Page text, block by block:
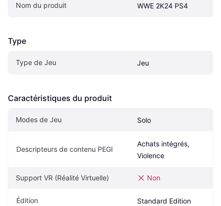
Nom du produit WWE 2K24 PS4
Type
Type de Jeu Jeu
Caractéristiques du produit
Modes de Jeu Solo
Descripteurs de contenu PEGI
Achats intégrés,
Violence
Support VR (Réalité Virtuelle) Non
Édition Standard Edition